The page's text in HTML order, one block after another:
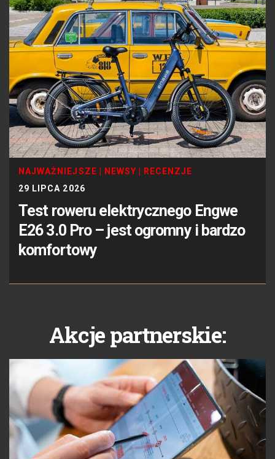
NAJWAŻNIEJSZE NEWSY
RECENZJE
29 LIPCA 2026
Test roweru elektrycznego Engwe
E26 3.0 Pro – jest ogromny i bardzo
komfortowy
Akcje partnerskie: